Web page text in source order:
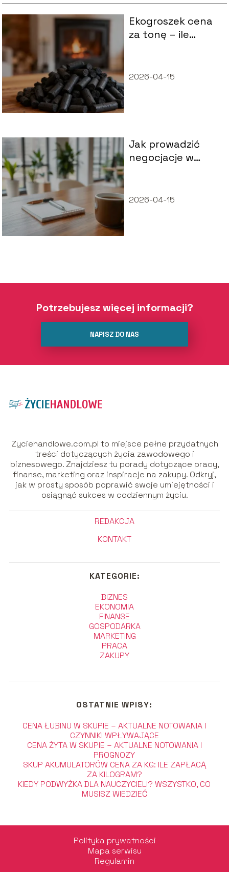
Ekogroszek cena
za tonę – ile
2026-04-15
Jak prowadzić
negocjacje w
Praktyczne
2026-04-15
Potrzebujesz więcej informacji?
NAPISZ DO NAS
Zyciehandlowe.com.pl to miejsce pełne przydatnych
treści dotyczących życia zawodowego i
biznesowego. Znajdziesz tu porady dotyczące pracy,
finanse, marketing oraz inspiracje na zakupy. Odkryj,
jak w prosty sposób poprawić swoje umiejętności i
osiągnąć sukces w codziennym życiu.
REDAKCJA
KONTAKT
KATEGORIE:
BIZNES
EKONOMIA
FINANSE
GOSPODARKA
MARKETING
PRACA
ZAKUPY
OSTATNIE WPISY:
CENA ŁUBINU W SKUPIE – AKTUALNE NOTOWANIA I
CZYNNIKI WPŁYWAJĄCE
CENA ŻYTA W SKUPIE – AKTUALNE NOTOWANIA I
PROGNOZY
SKUP AKUMULATORÓW CENA ZA KG: ILE ZAPŁACĄ
ZA KILOGRAM?
KIEDY PODWYŻKA DLA NAUCZYCIELI? WSZYSTKO, CO
MUSISZ WIEDZIEĆ
Polityka prywatności
Mapa serwisu
Regulamin